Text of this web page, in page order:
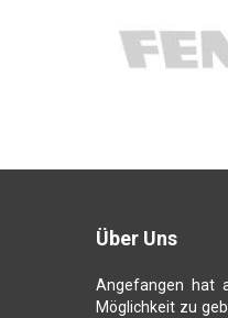
Über Uns
Angefangen hat
Möglichkeit zu